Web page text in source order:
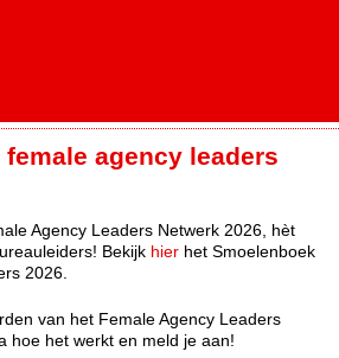
agency leaders
Agency Leaders Netwerk 2026, hèt
Bekijk hier het Smoelenboek
2026.
van het Female Agency Leaders
hoe het werkt en meld je aan!